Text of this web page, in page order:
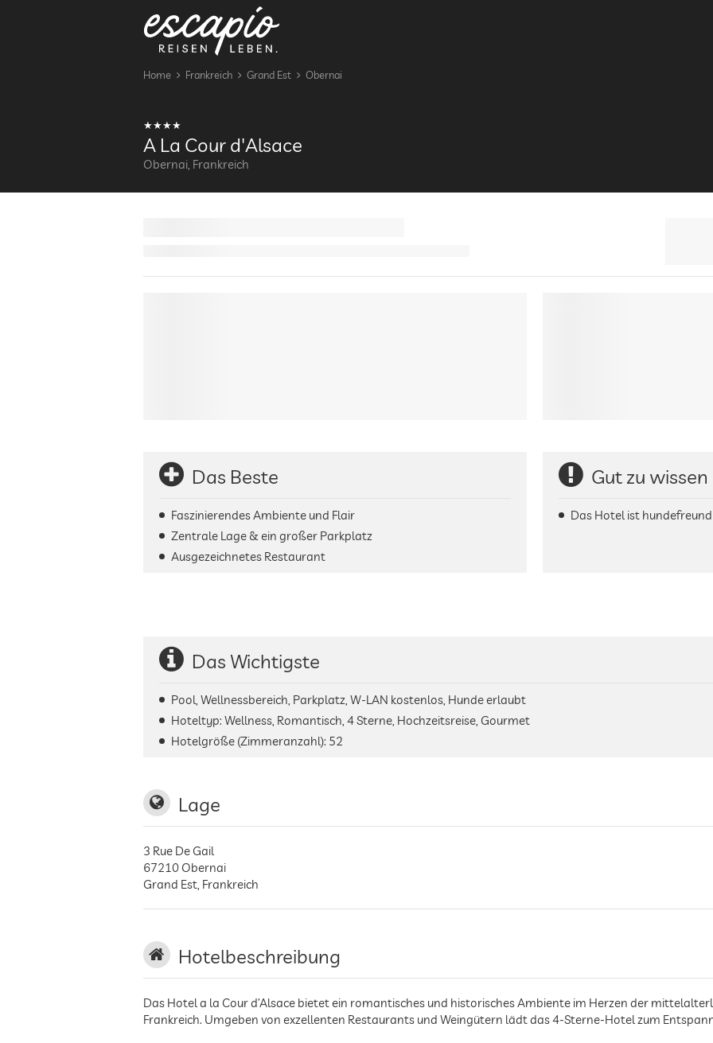
Home Frankreich Grand Est Obernai
A La Cour d'Alsace
Obernai, Frankreich
Das Beste
Faszinierendes Ambiente und Flair
Zentrale Lage & ein großer Parkplatz
Ausgezeichnetes Restaurant
Gut zu wissen
Das Hotel ist
Das Wichtigste
Pool, Wellnessbereich, Parkplatz, W-LAN kostenlos, Hunde erlaubt
Hoteltyp: Wellness, Romantisch, 4 Sterne, Hochzeitsreise, Gourmet
Hotelgröße (Zimmeranzahl): 52
Lage
3 Rue De Gail
67210 Obernai
Grand Est, Frankreich
Hotelbeschreibung
Das Hotel a la Cour d’Alsace bietet ein romantisches und historisches Ambiente im Herzen der
Frankreich. Umgeben von exzellenten Restaurants und Weingütern lädt das 4-Sterne-Hotel zum